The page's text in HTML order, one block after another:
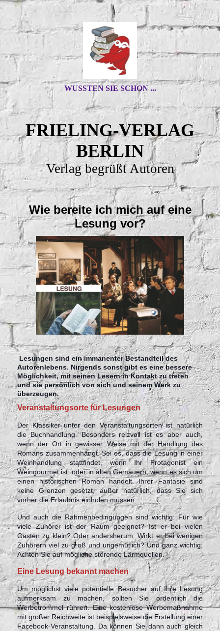
WUSSTEN SIE SCHON ...
FRIELING-VERLAG
BERLIN
Verlag begrüßt Autoren
Wie bereite ich mich auf eine
Lesung vor?
Lesungen sind ein immanenter Bestandteil des
Autorenlebens. Nirgends sonst gibt es eine bessere
Möglichkeit, mit seinen Lesern in Kontakt zu treten
und sie persönlich von sich und seinem Werk zu
überzeugen.
Veranstaltungsorte für Lesungen
Der Klassiker unter den Veranstaltungsorten ist natürlich
die Buchhandlung. Besonders reizvoll ist es aber auch,
wenn der Ort in gewisser Weise mit der Handlung des
Romans zusammenhängt. Sei es, dass die Lesung in einer
Weinhandlung stattfindet, wenn Ihr Protagonist ein
Weingourmet ist, oder in alten Gemäuern, wenn es sich um
einen historischen Roman handelt. Ihrer Fantasie sind
keine Grenzen gesetzt, außer natürlich, dass Sie sich
vorher die Erlaubnis einholen müssen.
Und auch die Rahmenbedingungen sind wichtig: Für wie
viele Zuhörer ist der Raum geeignet? Ist er bei vielen
Gästen zu klein? Oder andersherum: Wirkt er bei wenigen
Zuhörern viel zu groß und ungemütlich? Und ganz wichtig:
Achten Sie auf mögliche störende Lärmquellen.
Eine Lesung bekannt machen
Um möglichst viele potentielle Besucher auf Ihre Lesung
aufmerksam zu machen, sollten Sie ordentlich die
Werbetrommel rühren. Eine kostenlose Werbemaßnahme
mit großer Reichweite ist beispielsweise die Erstellung einer
Facebook-Veranstaltung. Da können Sie dann auch gleich